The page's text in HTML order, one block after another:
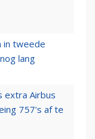
in tweede
lang
extra Airbus
757's af te